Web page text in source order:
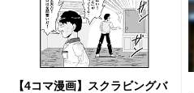
【4コマ漫画】スクラビングバ